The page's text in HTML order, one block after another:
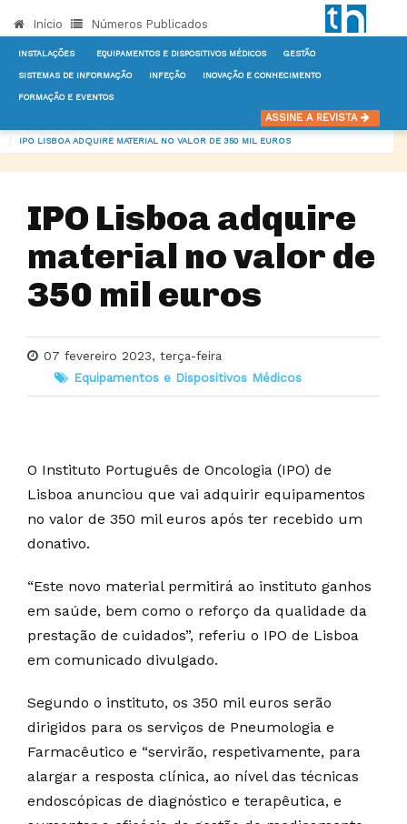
Início Números Publicados
INSTALAÇÕES EQUIPAMENTOS E DISPOSITIVOS MÉDICOS GESTÃO
SISTEMAS DE INFORMAÇÃO INFEÇÃO INOVAÇÃO E CONHECIMENTO
FORMAÇÃO E EVENTOS
ASSINE A REVISTA
EQUIPAMENTOS E DISPOSITIVOS MÉDICOS
IPO LISBOA ADQUIRE MATERIAL NO VALOR DE 350 MIL EUROS
IPO Lisboa adquire
material no valor de
350 mil euros
07 fevereiro 2023, terça-feira
Equipamentos e Dispositivos Médicos
O Instituto Português de Oncologia (IPO) de
Lisboa anunciou que vai adquirir equipamentos
no valor de 350 mil euros após ter recebido um
donativo.
“Este novo material permitirá ao instituto ganhos
em saúde, bem como o reforço da qualidade da
prestação de cuidados”, referiu o IPO de Lisboa
em comunicado divulgado.
Segundo o instituto, os 350 mil euros serão
dirigidos para os serviços de Pneumologia e
Farmacêutico e “servirão, respetivamente, para
alargar a resposta clínica, ao nível das técnicas
endoscópicas de diagnóstico e terapêutica, e